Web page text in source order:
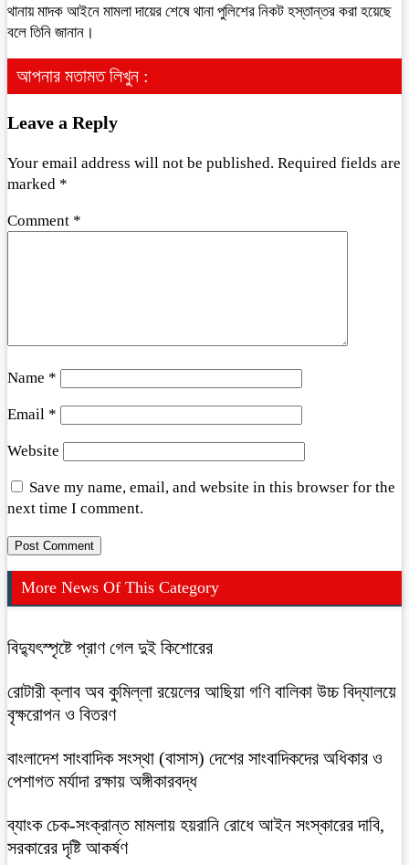
থানায় মাদক আইনে মামলা দায়ের শেষে থানা পুলিশের নিকট হস্তান্তর করা হয়েছে
বলে তিনি জানান।
আপনার মতামত লিখুন :
Leave a Reply
Your email address will not be published. Required fields are
marked *
Comment *
Name *
Email *
Website
Save my name, email, and website in this browser for the
next time I comment.
More News Of This Category
বিদ্যুৎস্পৃষ্টে প্রাণ গেল দুই কিশোরের
রোটারী ক্লাব অব কুমিল্লা রয়েলের আছিয়া গণি বালিকা উচ্চ বিদ্যালয়ে
বৃক্ষরোপন ও বিতরণ
বাংলাদেশ সাংবাদিক সংস্থা (বাসাস) দেশের সাংবাদিকদের অধিকার ও
পেশাগত মর্যাদা রক্ষায় অঙ্গীকারবদ্ধ
ব্যাংক চেক-সংক্রান্ত মামলায় হয়রানি রোধে আইন সংস্কারের দাবি,
সরকারের দৃষ্টি আকর্ষণ